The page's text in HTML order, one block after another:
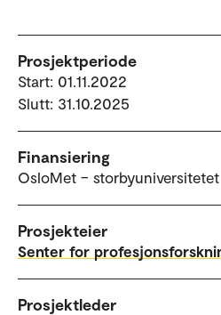
Prosjektperiode
Start: 01.11.2022
Slutt: 31.10.2025
Finansiering
OsloMet – storbyuniversitetet
Prosjekteier
Senter for
Prosjektleder